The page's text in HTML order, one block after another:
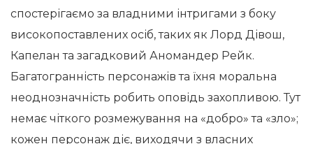
спостерігаємо за владними інтригами з боку
високопоставлених осіб, таких як Лорд Дівош,
Капелан та загадковий Аномандер Рейк.
Багатогранність персонажів та їхня моральна
неоднозначність робить оповідь захопливою. Тут
немає чіткого розмежування на «добро» та «зло»;
кожен персонаж діє, виходячи з власних